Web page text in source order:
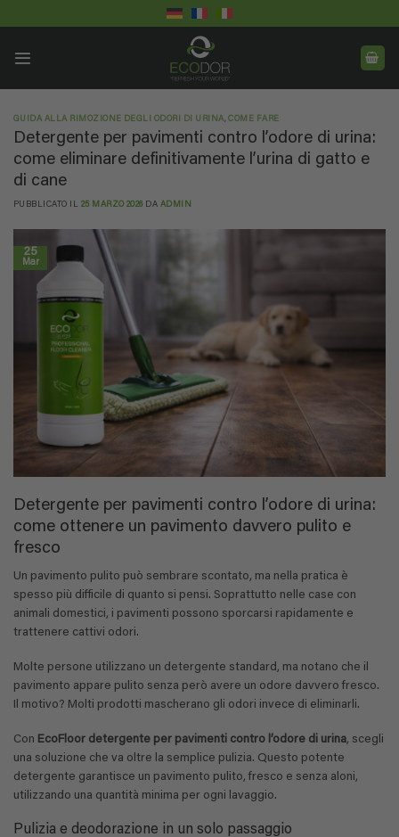
ai
GUIDA ALLA RIMOZIONE DEGLI ODORI DI URINA,COME FARE
Detergente per pavimenti contro l’odore di urina:
come eliminare definitivamente l’urina di gatto e
di cane
PUBBLICATO IL 25 MARZO 2026 DA ADMIN
25
Mar
Detergente per pavimenti contro l’odore di urina:
come ottenere un pavimento davvero pulito e
fresco
Un pavimento pulito può sembrare scontato, ma nella pratica è
spesso più difficile di quanto si pensi. Soprattutto nelle case con
animali domestici, i pavimenti possono sporcarsi rapidamente e
trattenere cattivi odori.
Molte persone utilizzano un detergente standard, ma notano che il
pavimento appare pulito senza però avere un odore davvero fresco.
Il motivo? Molti prodotti mascherano gli odori invece di eliminarli.
Con EcoFloor detergente per pavimenti contro l’odore di urina, scegli
una soluzione che va oltre la semplice pulizia. Questo potente
detergente garantisce un pavimento pulito, fresco e senza aloni,
utilizzando una quantità minima per ogni lavaggio.
Pulizia e deodorazione in un solo passaggio